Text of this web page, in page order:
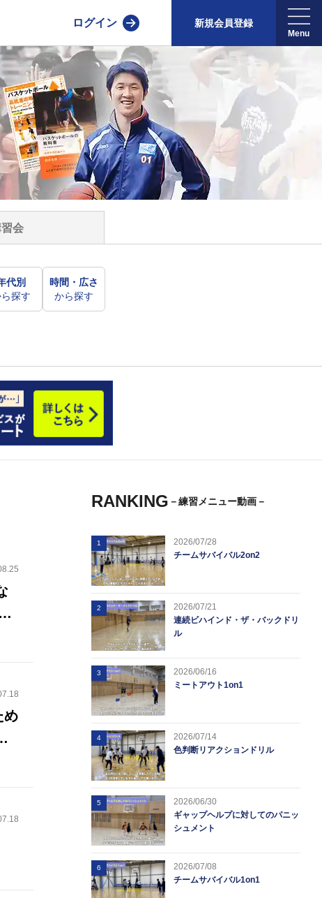
ログイン 新規会員登録
会
代別
探す
時間・広さ
から探す
め
RANKING －練習メニュー動画－
1
2026/07/28
チームサバイバル2on2
2
2026/07/21
連続ビハインド・ザ・バックドリ
ル
3
2026/06/16
ミートアウト1on1
4
2026/07/14
色判断リアクションドリル
5
2026/06/30
ギャップヘルプに対してのパニッ
シュメント
6
2026/07/08
チームサバイバル1on1